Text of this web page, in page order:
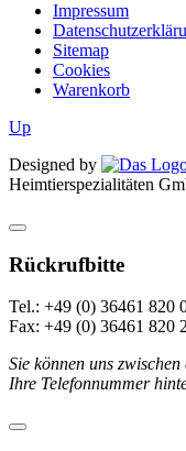
Impressum
Sitemap
Cookies
Warenkorb
Up
Designed by
Heimtierspezialitäten
Rückrufbitte
Tel.: +49 (0) 36461 820
Fax: +49 (0) 36461 820
Sie können uns
Ihre Telefonnummer